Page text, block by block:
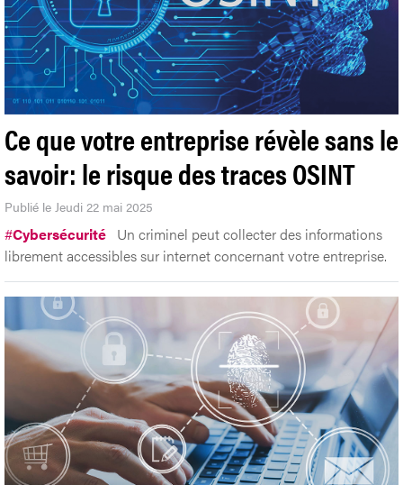
Ce que votre entreprise révèle sans le
savoir: le risque des traces OSINT
Publié le Jeudi 22 mai 2025
#Cybersécurité Un criminel peut collecter des informations
librement accessibles sur internet concernant votre entreprise.